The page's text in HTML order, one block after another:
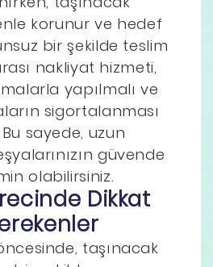
korunur ve hedef
bir şekilde teslim
nakliyat hizmeti,
yapılmalı ve
sigortalanması
sayede, uzun
güvende
olabilirsiniz.
Dikkat
taşınacak